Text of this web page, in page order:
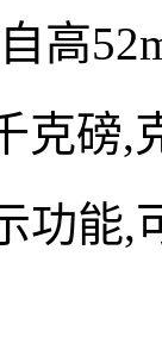
高
克磅,
功能